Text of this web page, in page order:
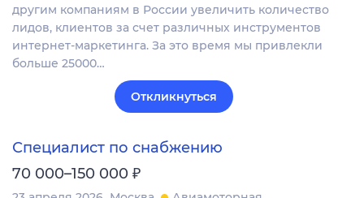
другим компаниям в России увеличить количество
лидов, клиентов за счет различных инструментов
интернет-маркетинга. За это время мы привлекли
больше 25000…
Откликнуться
Специалист по снабжению
70 000–150 000 ₽